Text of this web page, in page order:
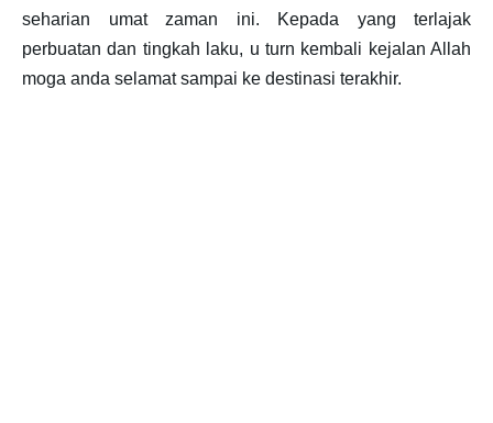
seharian umat zaman ini. Kepada yang terlajak
perbuatan dan tingkah laku, u turn kembali kejalan Allah
moga anda selamat sampai ke destinasi terakhir.